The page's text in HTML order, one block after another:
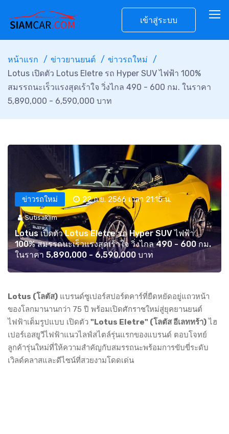
เข้าสู่ระบบ
หน้าแรก ข่าวยานยนต์
ข่าวรถใหม่
Lotus เปิดตัว Lotus Eletre รถ Hyper SUV ไฟฟ้า 100%
สมรรถนะเร็วแรงสุดเร้าใจ วิ่งไกล 490 - 600 กม. ในราคา
5,890,000 - 6,590,000 บาท
ข่าวรถใหม่ 22 ก.ย. 2566 เวลา 21:15 น.
Sutisaklim
Lotus เปิดตัว Lotus Eletre รถ Hyper SUV ไฟฟ้า
100% สมรรถนะเร็วแรงสุดเร้าใจ วิ่งไกล 490 - 600 กม.
ในราคา 5,890,000 - 6,590,000 บาท
Lotus (โลตัส) แบรนด์ซูเปอร์สปอร์ตคาร์ที่ยืดหยัดอยู่แถวหน้า
ของโลกมานานกว่า 75 ปี พร้อมเปิดศักราชใหม่สู่ยุคยานยนต์
ไฟฟ้าเต็มรูปแบบ เปิดตัว "Lotus Eletre" (โลตัส อีเลททร้า)ไฮ
เปอร์เอสยูวีไฟฟ้าแนวไลฟ์สไตล์รุ่นแรกของแบรนด์ ตอบโจทย์
ลูกค้ารุ่นใหม่ที่ให้ความสำคัญกับสมรรถนะพร้อมการขับขี่ระดับ
เวิลด์คลาสและดีไซน์ที่สวยงามโดดเด่น